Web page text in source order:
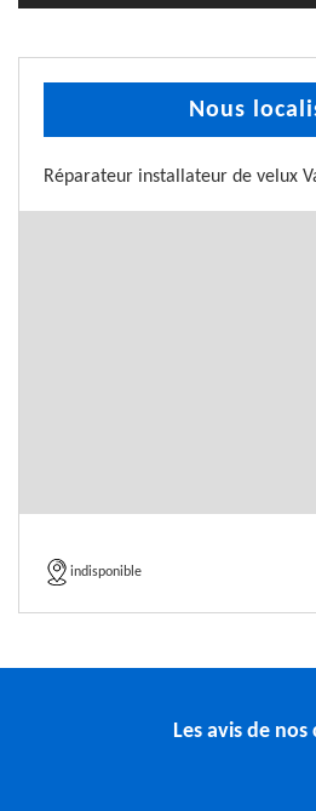
Nous
Réparateur installateur de velux
indisponible
Les avis de nos